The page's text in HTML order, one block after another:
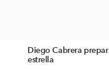
Diego Cabrera
estrella